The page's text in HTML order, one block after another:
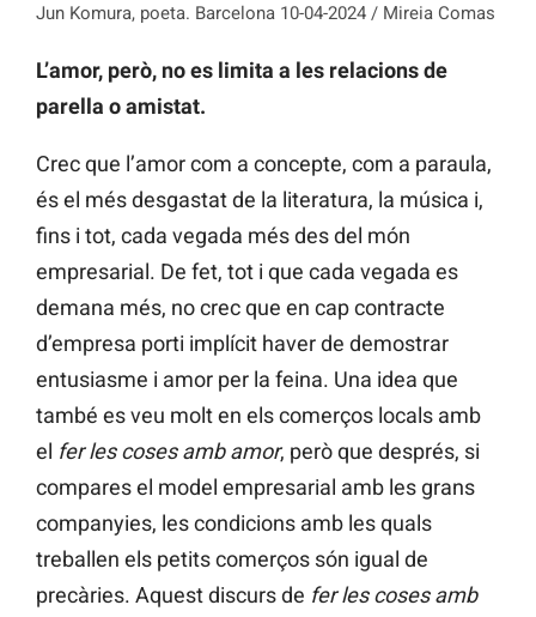
Jun Komura, poeta. Barcelona 10-04-2024 / Mireia Comas
L’amor, però, no es limita a les relacions de
parella o amistat.
Crec que l’amor com a concepte, com a paraula,
és el més desgastat de la literatura, la música i,
fins i tot, cada vegada més des del món
empresarial. De fet, tot i que cada vegada es
demana més, no crec que en cap contracte
d’empresa porti implícit haver de demostrar
entusiasme i amor per la feina. Una idea que
també es veu molt en els comerços locals amb
el fer les coses amb amor, però que després, si
compares el model empresarial amb les grans
companyies, les condicions amb les quals
treballen els petits comerços són igual de
precàries. Aquest discurs de fer les coses amb